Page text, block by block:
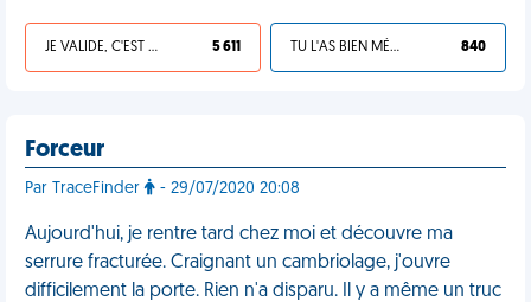
JE VALIDE, C'EST UNE VDM 5 611 TU L'AS BIEN MÉRITÉ 840
Forceur
Par TraceFinder - 29/07/2020 20:08
Aujourd'hui, je rentre tard chez moi et découvre ma
serrure fracturée. Craignant un cambriolage, j'ouvre
difficilement la porte. Rien n'a disparu. Il y a même un truc